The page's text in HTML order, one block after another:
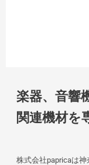
楽器、音響
関連機材を
株式会社papricaは